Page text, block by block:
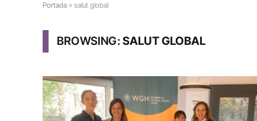
Portada » salut global
BROWSING:SALUT GLOBAL